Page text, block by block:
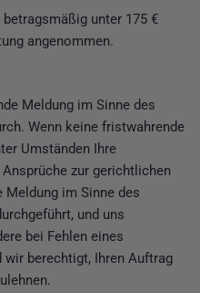
unter 175 €
angenommen.
Meldung im Sinne des
Wenn keine fristwahrende
Umständen Ihre
zur gerichtlichen
Meldung im Sinne des
und uns
bei Fehlen eines
berechtigt, Ihren Auftrag